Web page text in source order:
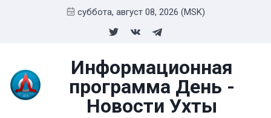
суббота, август 08, 2026 (MSK)
Информационная
программа День -
Новости Ухты